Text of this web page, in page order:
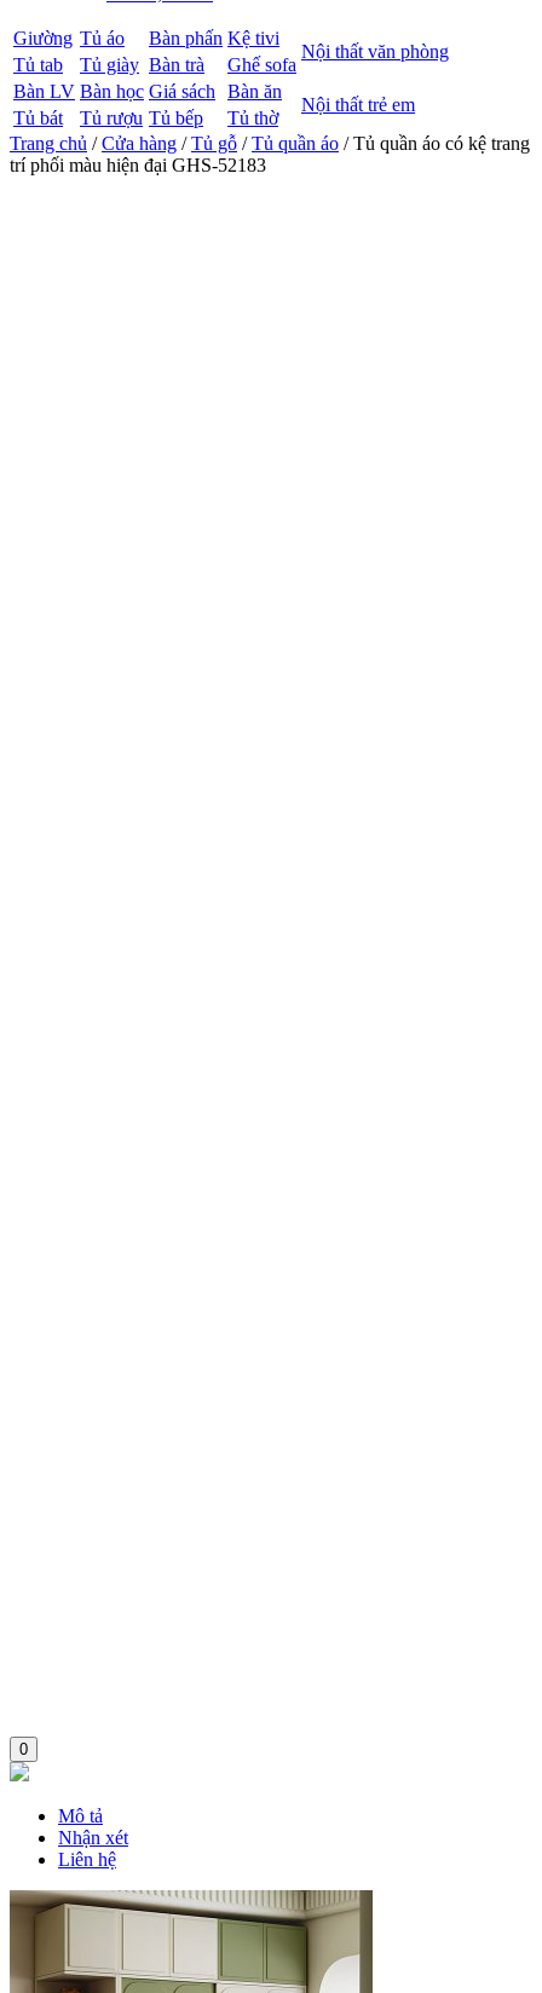
Giường Tủ áo Bàn phấn Kệ tivi
Nội thất văn phòng
Tủ tab Tủ giày Bàn trà
Ghế sofa
Bàn LV Bàn học Giá sách Bàn ăn
Nội thất trẻ em
Tủ bát Tủ rượu Tủ bếp
Tủ thờ
Trang chủ /Cửa hàng /Tủ gỗ /Tủ quần áo / Tủ quần áo có kệ trang
trí phối màu hiện đại GHS-52183
0
Mô tả
Nhận xét
Liên hệ